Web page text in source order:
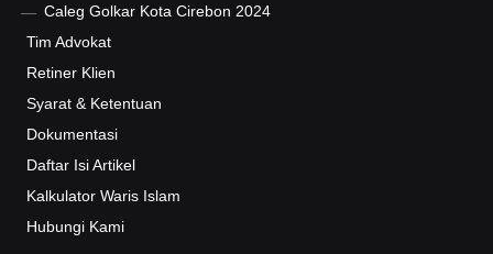
Caleg Golkar Kota Cirebon 2024
Tim Advokat
Retiner Klien
Syarat & Ketentuan
Dokumentasi
Daftar Isi Artikel
Kalkulator Waris Islam
Hubungi Kami